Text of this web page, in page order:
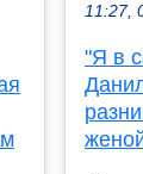
11:27,
"Я в